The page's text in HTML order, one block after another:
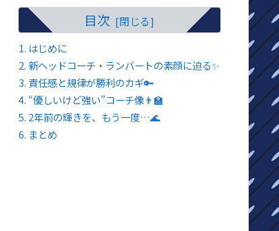
目次
はじめに
新ヘッドコーチ・ランバートの素顔に迫る✨
責任感と規律が勝利のカギ🔑
“優しいけど強い”コーチ像👨‍🏫
2年前の輝きを、もう一度…🌊
まとめ